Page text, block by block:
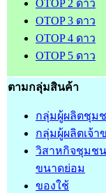
OTOP 2 ดาว
OTOP 3 ดาว
OTOP 4 ดาว
OTOP 5 ดาว
ตามกลุ่มสินค้า
กลุ่มผู้ผลิตชุม
กลุ่มผู้ผลิตเจ้า
วิสาหกิจชุมช
ขนาดย่อม
ของใช้